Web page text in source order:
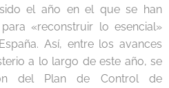
el año en el que se han
«reconstruir lo esencial»
Así, entre los avances
a lo largo de este año, se
del Plan de Control de